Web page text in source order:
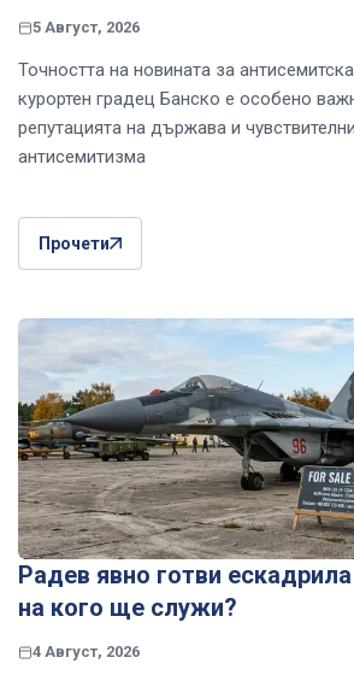
5 Август, 2026
Точността на новината за
курортен градец Банско е особено
репутацията на държава и
антисемитизма
Прочети
Радев явно готви
на кого ще служи?
4 Август, 2026